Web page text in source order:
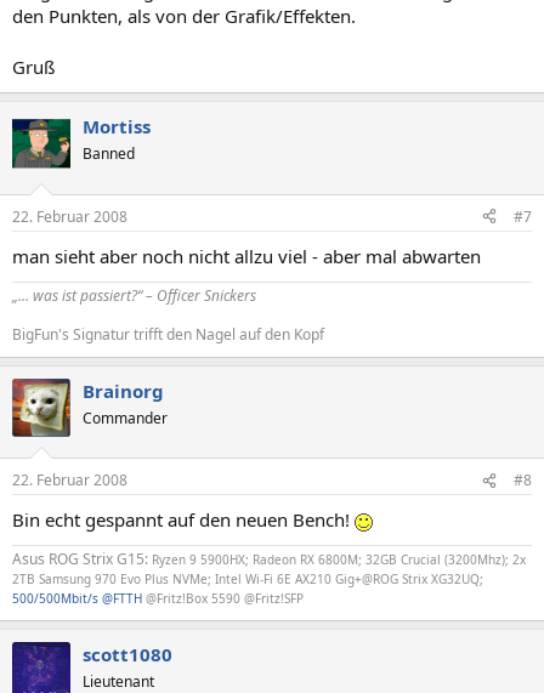
den Punkten, als von der Grafik/Effekten.
Gruß
Mortiss
Banned
22. Februar 2008 #7
man sieht aber noch nicht allzu viel - aber mal abwarten
„... was ist passiert?“ – Officer Snickers
BigFun's Signatur trifft den Nagel auf den Kopf
Brainorg
Commander
22. Februar 2008 #8
Bin echt gespannt auf den neuen Bench!
Asus ROG Strix G15: Ryzen 9 5900HX; Radeon RX 6800M; 32GB Crucial (3200Mhz); 2x
2TB Samsung 970 Evo Plus NVMe; Intel Wi-Fi 6E AX210 Gig+@ROG Strix XG32UQ;
500/500Mbit/s @FTTH @Fritz!Box 5590 @Fritz!SFP
scott1080
Lieutenant